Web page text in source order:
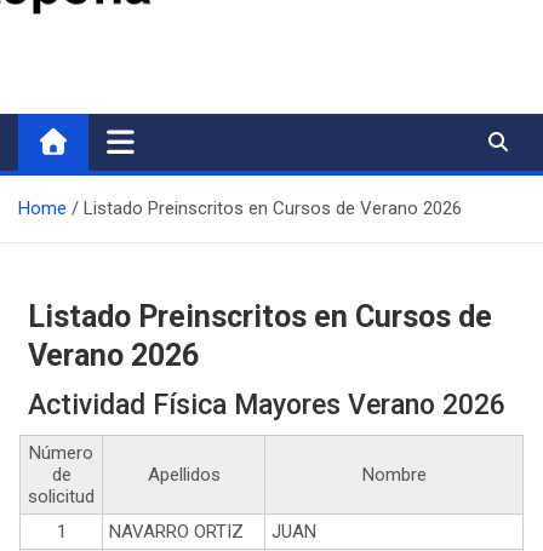
Home Listado Preinscritos en Cursos de Verano 2026
Listado Preinscritos en Cursos de
Verano 2026
Actividad Física Mayores Verano 2026
Número
de
solicitud
Apellidos Nombre
1 NAVARRO ORTIZ
JUAN